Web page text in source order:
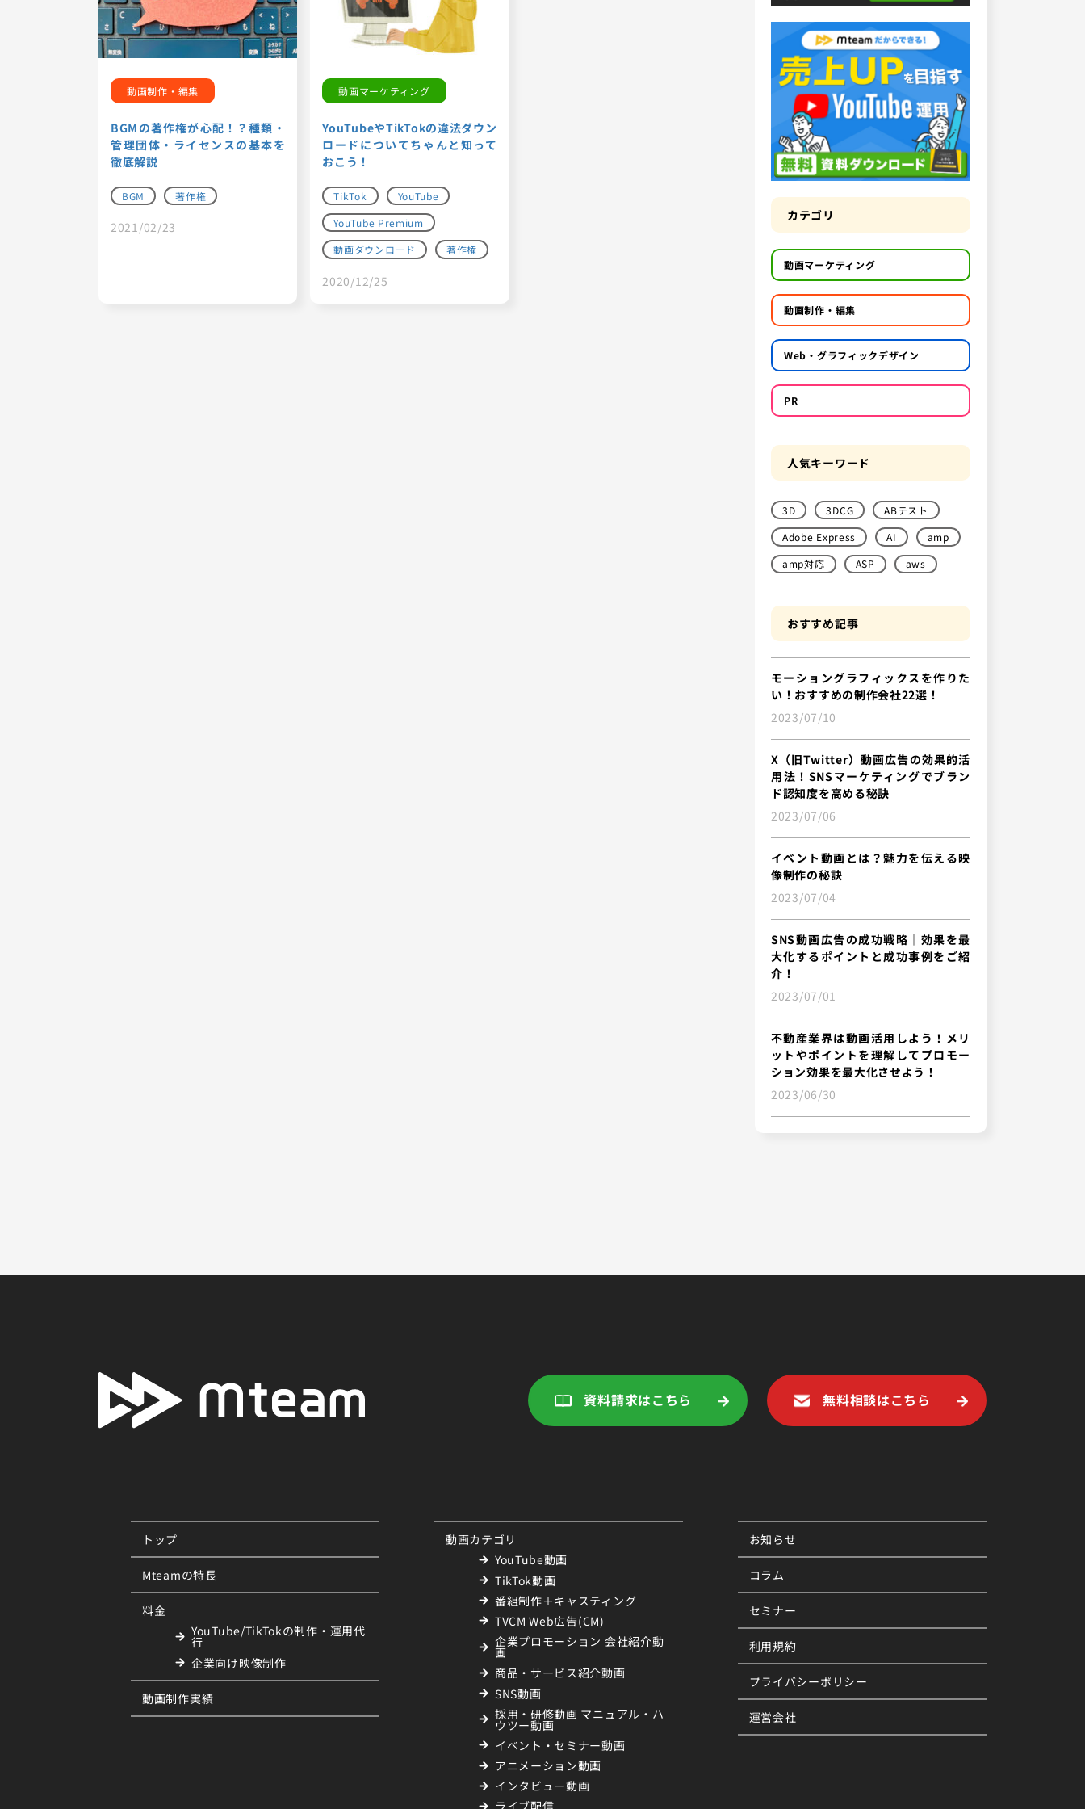
動画制作・編集
BGMの著作権が心配！？種類・
管理団体・ライセンスの基本を
徹底解説
BGM 著作権
2021/02/23
動画マーケティング
YouTubeやTikTokの違法ダウン
ロードについてちゃんと知って
おこう！
TikTok
YouTube
YouTube Premium
動画ダウンロード
著作権
2020/12/25
カテゴリ
動画マーケティング
動画制作・編集
Web・グラフィックデザイン
PR
人気キーワード
3D 3DCG
ABテスト
Adobe Express
AI
amp
amp対応
ASP aws
おすすめ記事
モーショングラフィックスを作りた
い！おすすめの制作会社22選！
2023/07/10
X（旧Twitter）動画広告の効果的活
用法！SNSマーケティングでブラン
ド認知度を高める秘訣
2023/07/06
イベント動画とは？魅力を伝える映
像制作の秘訣
2023/07/04
SNS動画広告の成功戦略｜効果を最
大化するポイントと成功事例をご紹
介！
2023/07/01
不動産業界は動画活用しよう！メリ
ットやポイントを理解してプロモー
ション効果を最大化させよう！
2023/06/30
資料請求はこちら 無料相談はこちら
トップ
Mteamの特長
料金
YouTube/TikTokの制作・運用代
行
企業向け映像制作
動画制作実績
動画カテゴリ
YouTube動画
TikTok動画
番組制作＋キャスティング
TVCM Web広告(CM)
企業プロモーション 会社紹介動
画
商品・サービス紹介動画
SNS動画
採用・研修動画 マニュアル・ハ
ウツー動画
イベント・セミナー動画
アニメーション動画
インタビュー動画
お知らせ
コラム
セミナー
利用規約
プライバシーポリシー
運営会社